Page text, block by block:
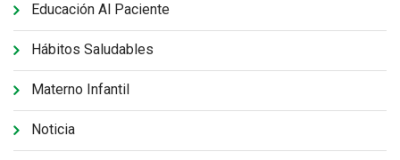
Educación Al Paciente
Hábitos Saludables
Materno Infantil
Noticia